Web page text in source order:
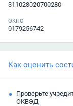
311028020700280
ОКПО
0179256742
Как оценить
Проверьте
ОКВЭД